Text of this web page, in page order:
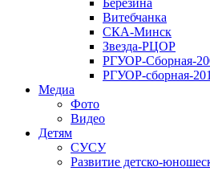
Березина
Витебчанка
СКА-Минск
Звезда-РЦОР
РГУОР-Сборная-
РГУОР-сборная-
Медиа
Фото
Видео
Детям
СУСУ
Развитие детско-